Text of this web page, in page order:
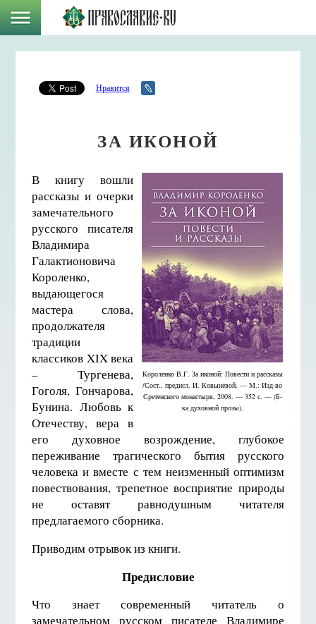
Нравится
ЗА ИКОНОЙ
Короленко В.Г. За иконой: Повести и рассказы
/Сост., предисл. И. Ковыневой. — М.: Изд-во
Сретенского монастыря, 2008. — 352 с. — (Б-
ка духовной прозы).
В книгу вошли
рассказы и очерки
замечательного
русского писателя
Владимира
Галактионовича
Короленко,
выдающегося
мастера слова,
продолжателя
традиции
классиков XIX века
– Тургенева,
Гоголя, Гончарова,
Бунина. Любовь к
Отечеству, вера в
его духовное возрождение, глубокое
переживание трагического бытия русского
человека и вместе с тем неизменный оптимизм
повествования, трепетное восприятие природы
не оставят равнодушным читателя
предлагаемого сборника.
Приводим отрывок из книги.
Предисловие
Что знает современный читатель о
замечательном русском писателе Владимире